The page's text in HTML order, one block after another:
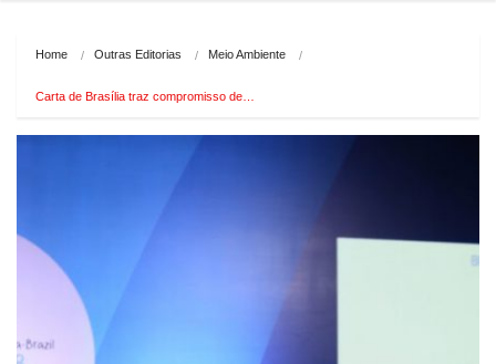
Home Outras Editorias Meio Ambiente
Carta de Brasília traz compromisso de…